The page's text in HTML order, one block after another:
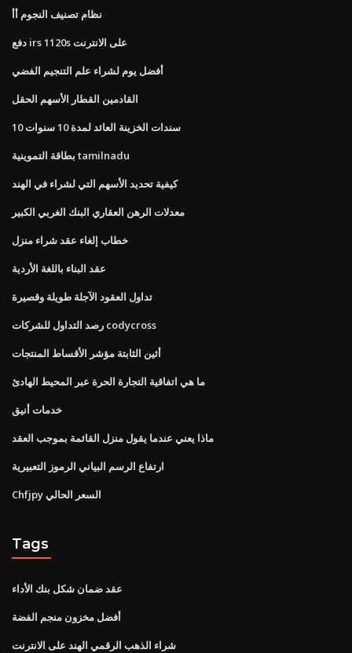
نظام تصنيف النجوم أأ
دفع irs 1120s على الانترنت
أفضل يوم لشراء علم التنجيم الفضي
القادمين القطار الأسهم الحقل
10 سندات الخزينة العائد لمدة 10 سنوات
بطاقة التموينية tamilnadu
كيفية تحديد الأسهم التي لشراء في الهند
معدلات الرهن العقاري البنك الغربي الكبير
خطاب إلغاء عقد شراء منزل
عقد البناء باللغة الأردية
تداول العقود الآجلة طويلة وقصيرة
رصد التداول للشركات codycross
أثين الثابتة مؤشر الأقساط المنتجات
ما هي اتفاقية التجارة الحرة عبر المحيط الهادئ
خدمات أنيق
ماذا يعني عندما يقول منزل القائمة بموجب العقد
ارتفاع الرسم البياني الرموز التعبيرية
Chfjpy السعر الحالي
Tags
عقد ضمان شكل بنك الأداء
أفضل مخزون منجم الفضة
شراء الذهب الرقمي الهند على الانترنت